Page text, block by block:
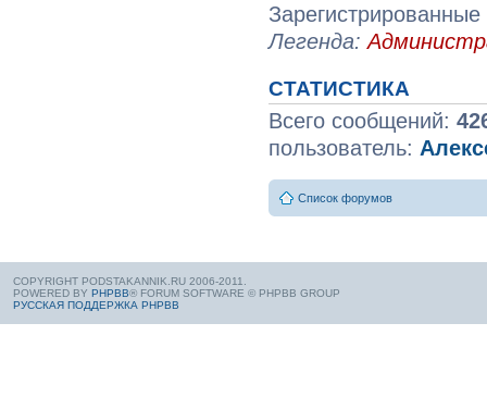
Легенда:
СТАТИСТИКА
Всего сообщений:
пользователь:
Список форумов
COPYRIGHT PODSTAKANNIK.RU 2006-2011.
POWERED BY PHPBB® FORUM SOFTWARE © PHPBB GROUP
РУССКАЯ ПОДДЕРЖКА PHPBB